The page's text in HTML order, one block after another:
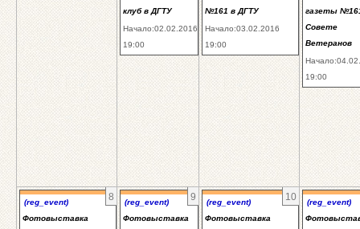
клуб в ДГТУ
Начало:02.02.2016
19:00
№161 в ДГТУ
Начало:03.02.2016
19:00
газеты
Совете
Ветеранов
19:00
8
(reg_event)
Фотовыставка
9
(reg_event)
Фотовыставка
10
(reg_event)
Фотовыставка
(reg_event)